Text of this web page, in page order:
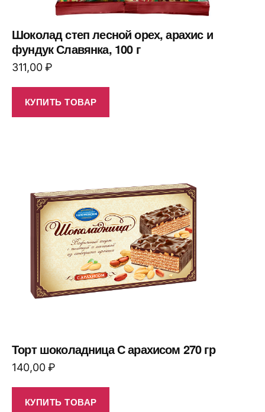
Шоколад степ лесной орех, арахис и
фундук Славянка, 100 г
311,00₽
КУПИТЬ ТОВАР
Торт шоколадница С арахисом 270 гр
140,00₽
КУПИТЬ ТОВАР